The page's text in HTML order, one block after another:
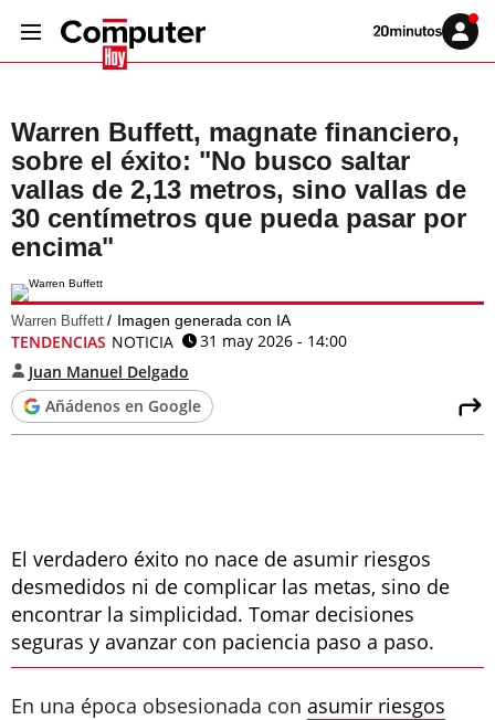
Volver
Iniciar
sesión
Warren Buffett, magnate financiero,
sobre el éxito: "No busco saltar
vallas de 2,13 metros, sino vallas de
30 centímetros que pueda pasar por
encima"
Warren Buffett Imagen generada con IA
TENDENCIAS NOTICIA
31 may 2026 - 14:00
Juan Manuel Delgado
Añádenos en Google
El verdadero éxito no nace de asumir riesgos
desmedidos ni de complicar las metas, sino de
encontrar la simplicidad. Tomar decisiones
seguras y avanzar con paciencia paso a paso.
En una época obsesionada con asumir riesgos